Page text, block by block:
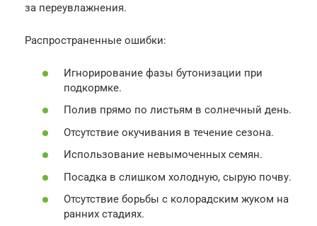
за переувлажнения.
Распространенные ошибки:
Игнорирование фазы бутонизации при
подкормке.
Полив прямо по листьям в солнечный день.
Отсутствие окучивания в течение сезона.
Использование невымоченных семян.
Посадка в слишком холодную, сырую почву.
Отсутствие борьбы с колорадским жуком на
ранних стадиях.